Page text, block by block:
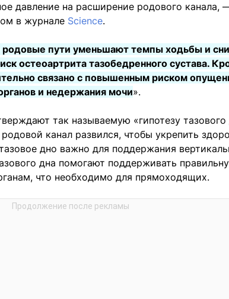
давление на расширение родового канала,
в журнале Science.
пути уменьшают темпы ходьбы и
остеоартрита тазобедренного сустава.
связано с повышенным риском
и недержания мочи».
так называемую «гипотезу тазового
канал развился, чтобы укрепить
дно важно для поддержания
дна помогают поддерживать
что необходимо для прямоходящих.